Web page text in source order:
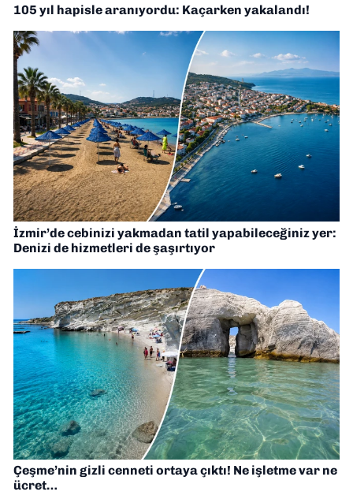
105 yıl hapisle aranıyordu: Kaçarken yakalandı!
İzmir’de cebinizi yakmadan tatil yapabileceğiniz yer:
Denizi de hizmetleri de şaşırtıyor
Çeşme’nin gizli cenneti ortaya çıktı! Ne işletme var ne
ücret…